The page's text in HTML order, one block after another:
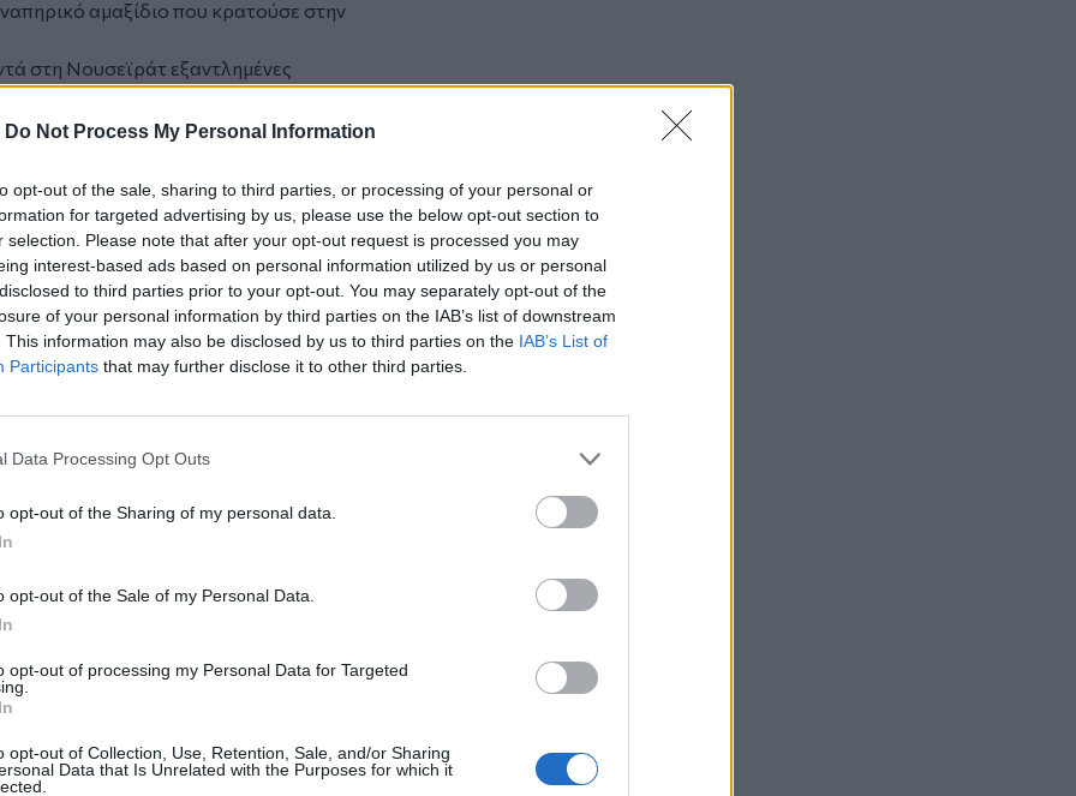
Do Not Process My Personal Information
opt-out of the sale, sharing to third parties, or processing of your personal or
for targeted advertising by us, please use the below opt-out section to
selection. Please note that after your opt-out request is processed you may
interest-based ads based on personal information utilized by us or personal
to third parties prior to your opt-out. You may separately opt-out of the
of your personal information by third parties on the IAB’s list of downstream
This information may also be disclosed by us to third parties on the IAB’s List of
Participants that may further disclose it to other third parties.
Data Processing Opt Outs
opt-out of the Sharing of my personal data.
opt-out of the Sale of my Personal Data.
opt-out of processing my Personal Data for Targeted
opt-out of Collection, Use, Retention, Sale, and/or Sharing
Data that Is Unrelated with the Purposes for which it
αμαξίδιο που κρατούσε στην
στη Νουσεϊράτ εξαντλημένες
τα υπάρχοντάς τους στο κεφάλι ή
σε στρώματα σε καρότσες
από τη συνοικία Σουτζάια της Γάζας,
δεν σταματούν.
ακραίου φόβου. Οι βομβαρδισμοί δεν
εκρήξεις είναι σφοδρές και τα πυρά
Σάββατο ότι περισσότεροι από
πόλη της Γάζας τις τελευταίες
των ισραηλινών δυνάμεων.
τουλάχιστον τεσσάρων
εδώ και εβδομάδες και έχει
από αυτά σε ερείπια.
εκπρόσωπος της υπηρεσίας
ότι περίπου 68.000 άνθρωποι έχουν
τμήμα της πόλης, «οι
τα ξημερώματα», δήλωσε η 45χρονη
νύκτα (...) ο θόρυβος από τους
πρόσθεσε.
αεροπορία «βομβάρδισε πολλά
ούρλιαζαν από τον φόβο».
στρατού Αβιχάι Αντραΐ απηύθυνε
Ρόδος: Έσπασε ο κάβος και τραυμάτισε
ναυτικό